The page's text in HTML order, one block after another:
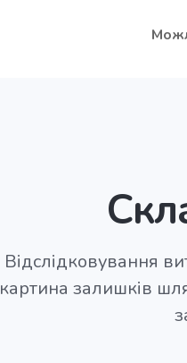
Відслідковування
картина залишків